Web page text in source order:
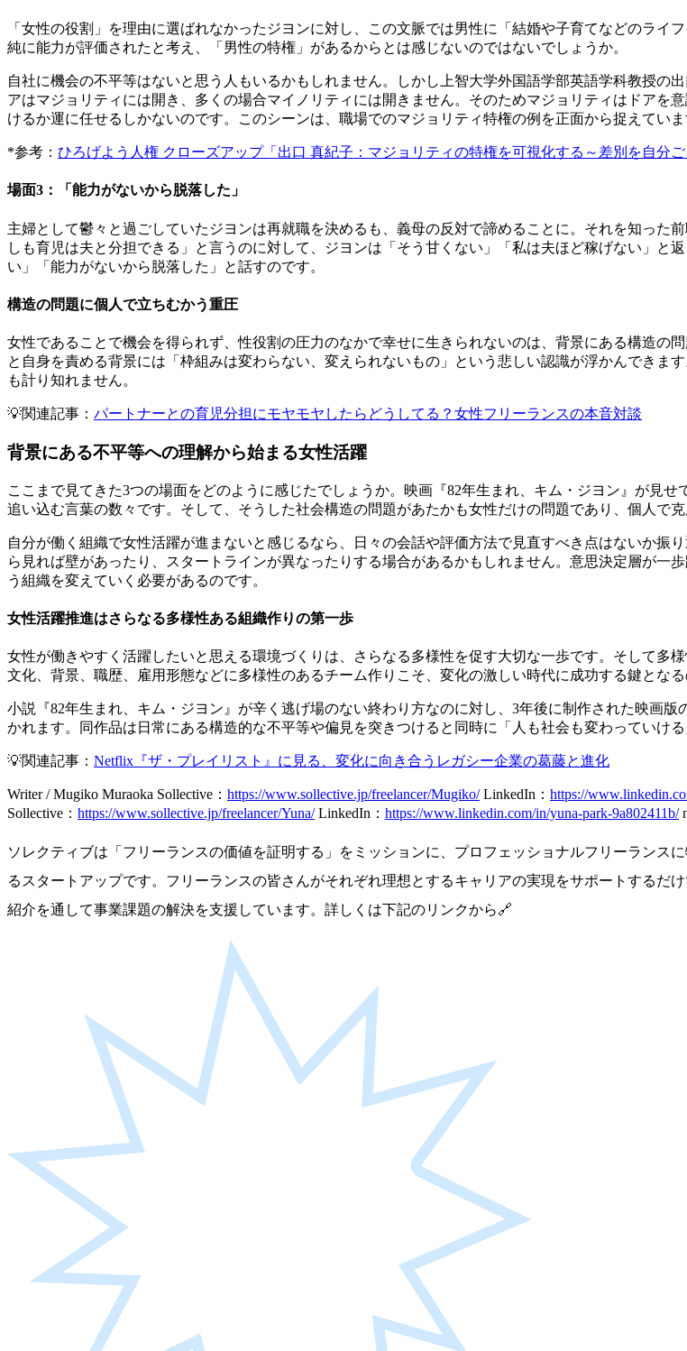
「女性の役割」を理由に選ばれなかったジヨンに対し、この文脈では男性に「結婚や子育てなどのライ
純に能力が評価されたと考え、「男性の特権」があるからとは感じないのではないでしょうか。
自社に機会の不平等はないと思う人もいるかもしれません。しかし上智大学外国語学部英語学科教授の
アはマジョリティには開き、多くの場合マイノリティには開きません。そのためマジョリティはドアを
けるか運に任せるしかないのです。このシーンは、職場でのマジョリティ特権の例を正面から捉えていま
*参考： ひろげよう人権 クローズアップ「出口 真紀子：マジョリティの特権を可視化する～差別を自分ご
場面3：「能力がないから脱落した」
主婦として鬱々と過ごしていたジヨンは再就職を決めるも、義母の反対で諦めることに。それを知った
しも育児は夫と分担できる」と言うのに対して、ジヨンは 「そう甘くない」「私は夫ほど稼げない」と
い」「能力がないから脱落した」と話すのです。
構造の問題に個人で立ちむかう重圧
女性であることで機会を得られず、性役割の圧力のなかで幸せに生きられないのは、背景にある構造の
と自身を責める背景には 「枠組みは変わらない、変えられないもの」という悲しい認識が浮かんできま
も計り知れません。
💡関連記事： パートナーとの育児分担にモヤモヤしたらどうしてる？女性フリーランスの本音対談
背景にある不平等への理解から始まる女性活躍
ここまで見てきた3つの場面をどのように感じたでしょうか。映画『82年生まれ、キム・ジヨン』が見
追い込む言葉の数々です。そして、そうした社会構造の問題があたかも女性だけの問題であり、個人で
自分が働く組織で女性活躍が進まないと感じるなら、日々の会話や評価方法で見直すべき点はないか
ら見れば壁があったり、スタートラインが異なったりする場合があるかもしれません。 意思決定層が一
う組織を変えていく必要があるのです。
女性活躍推進はさらなる多様性ある組織作りの第一歩
女性が働きやすく活躍したいと思える環境づくりは、さらなる多様性を促す大切な一歩です。そして多
文化、背景、職歴、雇用形態などに多様性のあるチーム作りこそ、変化の激しい時代に成功する鍵となる
小説『82年生まれ、キム・ジヨン』が辛く逃げ場のない終わり方なのに対し、3年後に制作された映画
かれます。同作品は日常にある構造的な不平等や偏見を突きつけると同時に「人も社会も変わっていけ
💡関連記事： Netflix『ザ・プレイリスト』に見る、変化に向き合うレガシー企業の葛藤と進化
Writer / Mugiko Muraoka Sollective： https://www.sollective.jp/freelancer/Mugiko/LinkedIn： https://
Sollective： https://www.sollective.jp/freelancer/Yuna/LinkedIn： https://www.linkedin.com/in/yuna-park-9a802411b/
ソレクティブは「フリーランスの価値を証明する」をミッションに、プロフェッショナルフリーランス
るスタートアップです。フリーランスの皆さんがそれぞれ理想とするキャリアの実現をサポートする
紹介を通して事業課題の解決を支援しています。詳しくは下記のリンクから🔗